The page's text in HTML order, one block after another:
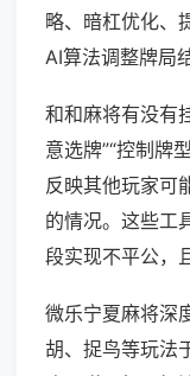
略、暗杠优化、
AI算法调整牌局
和和麻将有没有
意选牌”“控制牌
反映其他玩家可
的情况。这些工
段实现不平公，
微乐宁夏麻将深
胡、捉鸟等玩法